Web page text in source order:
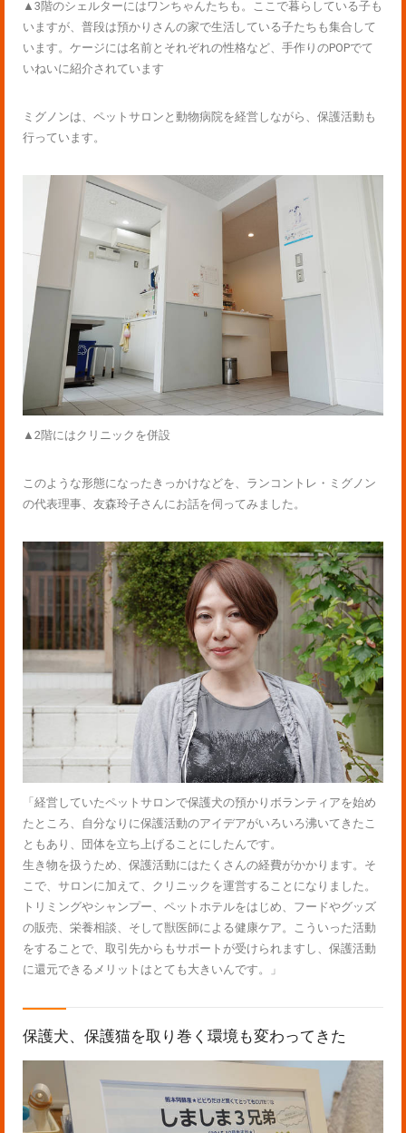
▲3階のシェルターにはワンちゃんたちも。ここで暮らしている子も
いますが、普段は預かりさんの家で生活している子たちも集合して
います。ケージには名前とそれぞれの性格など、手作りのPOPでて
いねいに紹介されています
ミグノンは、ペットサロンと動物病院を経営しながら、保護活動も
行っています。
▲2階にはクリニックを併設
このような形態になったきっかけなどを、ランコントレ・ミグノン
の代表理事、友森玲子さんにお話を伺ってみました。
「経営していたペットサロンで保護犬の預かりボランティアを始め
たところ、自分なりに保護活動のアイデアがいろいろ沸いてきたこ
ともあり、団体を立ち上げることにしたんです。
生き物を扱うため、保護活動にはたくさんの経費がかかります。そ
こで、サロンに加えて、クリニックを運営することになりました。
トリミングやシャンプー、ペットホテルをはじめ、フードやグッズ
の販売、栄養相談、そして獣医師による健康ケア。こういった活動
をすることで、取引先からもサポートが受けられますし、保護活動
に還元できるメリットはとても大きいんです。」
保護犬、保護猫を取り巻く環境も変わってきた